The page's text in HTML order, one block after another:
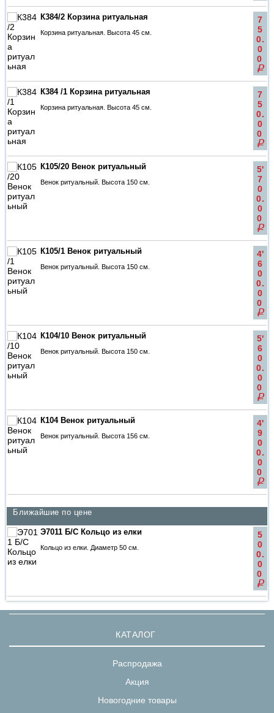
К384/2 Корзина ритуальная
Корзина ритуальная. Высота 45 см.
7
5
0.
0
0
q
К384 /1 Корзина ритуальная
Корзина ритуальная. Высота 45 см.
7
5
0.
0
0
q
К105/20 Венок ритуальный
Венок ритуальный. Высота 150 см.
5'
7
0
0.
0
0
q
К105/1 Венок ритуальный
Венок ритуальный. Высота 150 см.
4'
6
0
0.
0
0
q
К104/10 Венок ритуальный
Венок ритуальный. Высота 150 см.
5'
6
0
0.
0
0
q
К104 Венок ритуальный
Венок ритуальный. Высота 156 см.
4'
9
0
0.
0
0
q
Ближайшие по цене
Э7011 Б/С Кольцо из елки
Кольцо из елки. Диаметр 50 см.
5
0
0.
0
0
q
КАТАЛОГ
Распродажа
Акция
Новогодние товары